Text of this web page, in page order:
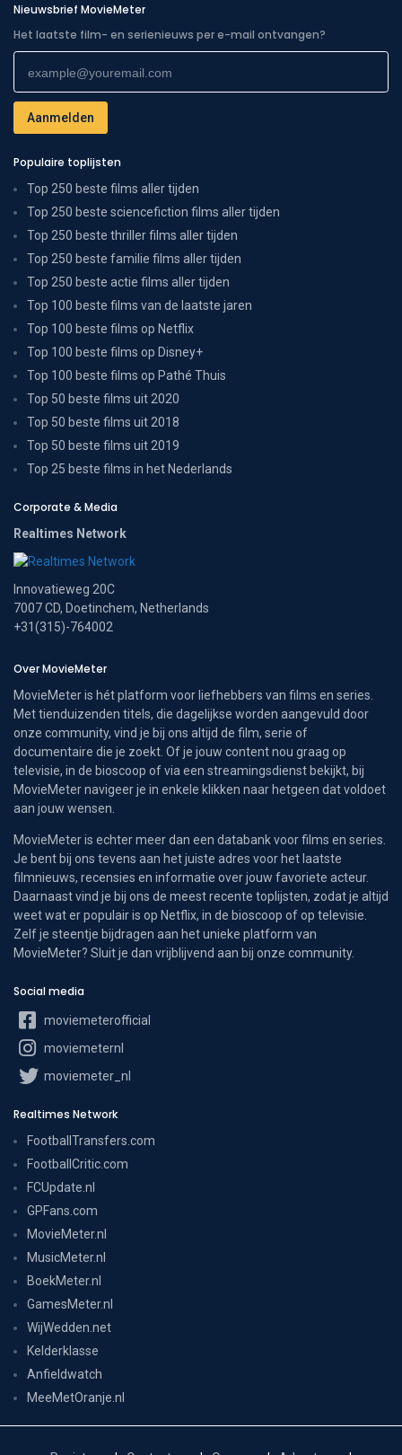
Nieuwsbrief MovieMeter
Het laatste film- en serienieuws per e-mail ontvangen?
Populaire toplijsten
Top 250 beste films aller tijden
Top 250 beste sciencefiction films aller tijden
Top 250 beste thriller films aller tijden
Top 250 beste familie films aller tijden
Top 250 beste actie films aller tijden
Top 100 beste films van de laatste jaren
Top 100 beste films op Netflix
Top 100 beste films op Disney+
Top 100 beste films op Pathé Thuis
Top 50 beste films uit 2020
Top 50 beste films uit 2018
Top 50 beste films uit 2019
Top 25 beste films in het Nederlands
Corporate & Media
Realtimes Network
Innovatieweg 20C
7007 CD, Doetinchem, Netherlands
+31(315)-764002
Over MovieMeter
MovieMeter is hét platform voor liefhebbers van films en series.
Met tienduizenden titels, die dagelijkse worden aangevuld door
onze community, vind je bij ons altijd de film, serie of
documentaire die je zoekt. Of je jouw content nou graag op
televisie, in de bioscoop of via een streamingsdienst bekijkt, bij
MovieMeter navigeer je in enkele klikken naar hetgeen dat voldoet
aan jouw wensen.
MovieMeter is echter meer dan een databank voor films en series.
Je bent bij ons tevens aan het juiste adres voor het laatste
filmnieuws, recensies en informatie over jouw favoriete acteur.
Daarnaast vind je bij ons de meest recente toplijsten, zodat je altijd
weet wat er populair is op Netflix, in de bioscoop of op televisie.
Zelf je steentje bijdragen aan het unieke platform van
MovieMeter? Sluit je dan vrijblijvend aan bij onze community.
Social media
moviemeterofficial
moviemeternl
moviemeter_nl
Realtimes Network
FootballTransfers.com
FootballCritic.com
FCUpdate.nl
GPFans.com
MovieMeter.nl
MusicMeter.nl
BoekMeter.nl
GamesMeter.nl
WijWedden.net
Kelderklasse
Anfieldwatch
MeeMetOranje.nl